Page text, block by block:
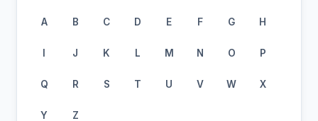
A B C D E F G H
I J K L M N O P
Q R S T U V W X
Y Z